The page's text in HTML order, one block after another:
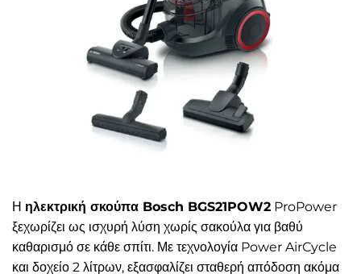
Η ηλεκτρική σκούπα Bosch BGS21POW2 ProPower
ξεχωρίζει ως ισχυρή λύση χωρίς σακούλα για βαθύ
καθαρισμό σε κάθε σπίτι. Με τεχνολογία Power AirCycle
και δοχείο 2 λίτρων, εξασφαλίζει σταθερή απόδοση ακόμα